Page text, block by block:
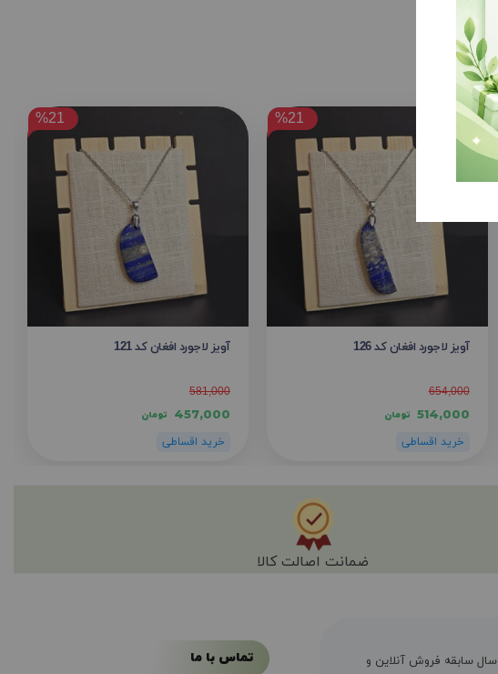
%21
آویز لاجورد افغان کد 126
654,000
514,000 تومان
%21
آویز لاجورد افغان کد 121
581,000
457,000 تومان
ضمانت اصالت کالا
باحضور گوهرشناسان و تجهیزات گوهرشناسی و بیش از ۸ سال سابقه فروش آنلاین و تماس با ما